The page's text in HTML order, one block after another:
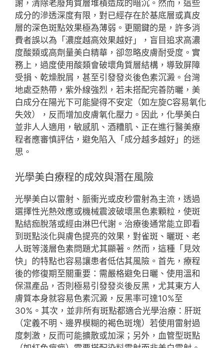
謝，清除老廢角質層堆積造成的暗沉。然而，這些
成分的滲透深度有限，對已經存在於基底層或真皮
層的深色斑點效果極為薄弱。更關鍵的是，許多消
費者誤以為「濃度越高效果越好」，盲目追求高濃
度酸類或高劑量美白精華，卻忽略皮膚耐受度。實
務上，過度使用酸類會破壞角質層結構，導致屏障
受損、乾燥脫屑，甚至引發發炎後色素沉澱。台灣
地處亞熱帶，紫外線強烈，若未搭配完善防曬，美
白成分在陽光下可能變得不安定（如左旋C容易氧化
失效），反而增加皮膚氧化壓力。因此，化學美白
並非人人適用，敏感肌、酒糟肌、正在進行醫美療
程者應審慎評估，避免陷入「成分越多越好」的迷
思。
光學美白療程的成效與潛在風險
光學美白以雷射、脈衝光或皮秒雷射為主流，透過
選擇性光熱效應或機械震波破壞黑色素顆粒，使斑
點結痂脫落或經由淋巴代謝。治療後通常能立即看
到斑點淡化與膚色提亮的效果，對雀斑、曬斑、老
人斑等淺層色素問題尤其顯著。然而，這種「見效
快」的特點也容易讓患者低估其風險。首先，療程
後的修復期至關重要：需嚴格避免日曬、使用溫和
保濕產品，否則極易引發發炎後反黑，尤其東方人
膚質本身就容易色素沉澱，反黑率可達10%至
30%。其次，並非所有斑點都適合光學治療：肝斑
（定義不明、邊界模糊的褐色斑塊）若使用雷射過
度刺激，反而可能擴散或加深；另外，血管型斑點